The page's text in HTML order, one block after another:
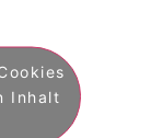
Inhalt